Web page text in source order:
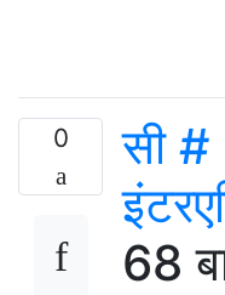
0
सी
68